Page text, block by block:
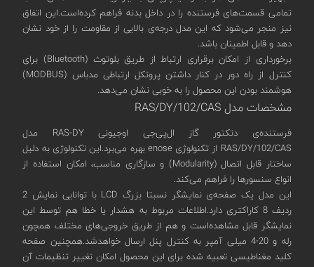
تمامی قسمت‌های فرستنده را در داخل بدنه فراهم کرده‌است.این اتفاق
نیز منجر می‌شود که این مدل درجه‌ی بالایی از مقاومت را از خود نشان
دهد و قابل اطمینان باشد.
برخورداری از امکان برقراری ارتباط از طریق بلوتوث (Bluetooth) برای
کنترل از راه دور در کنار داشتن پروتکل ارتباطی مدباس (MODBUS)
هوشمند بودن این محصول را به خوبی نشان می‌دهد.
مشخصات مدل RAS/DY/102/CAS
فرستنده‌ی دتکتور گاز ال‌پی‌جی اوجیونی RAS-DY مدل
RAS/DY/102/CAS از تکنولوژی enose بهره‌ می‌برد.این تکنولوژی به دلیل
ساختار قابل اتصال (Modularity) و سازگاری مناسب، امکان استفاده از
انواع سنسورها را فراهم می‌کند.
این مدل یک صفحه‌ی نمایشگر نسبتا بزرگ LCD با توانایی نمایش 2
ردیف 8 کاراکتری دارد.اطلاعات مربوط به هشدار یا خطا هم توسط این
نمایشگر قابل مشاهده‌است و هم از طریق خروجی‌های مختلف همچون
رله‌ و 20-4 میلی آمپر به کنترل پنل ارسال خواهدشد.همچنین صفحه
کلید مغناطیسی تعبیه شده برای این محصول امکان تغییر تنظیمات آن